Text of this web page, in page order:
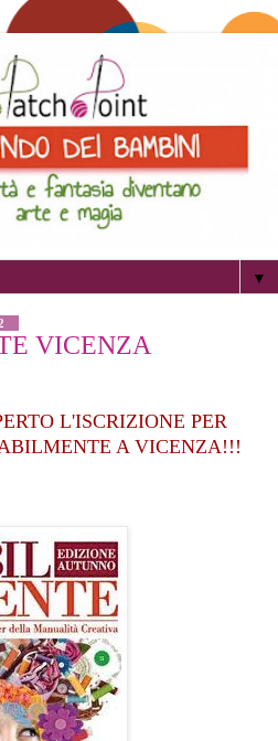
▼
VICENZA
L'ISCRIZIONE PER
A VICENZA!!!